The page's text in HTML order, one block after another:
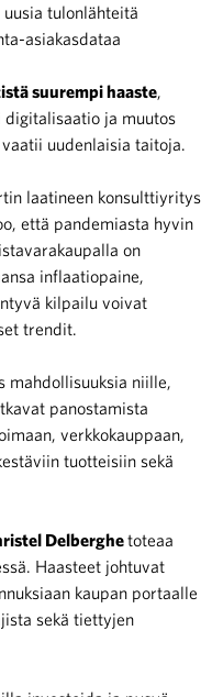
tulonlähteitä
asiakasdataa
suurempi haaste
ja muutos
uudenlaisia taitoja.
laatineen konsulttiyritys
että pandemiasta hyvin
on
inflaatiopaine,
kilpailu voivat
trendit.
mahdollisuuksia niille,
panostamista
verkkokauppaan,
tuotteisiin sekä
Delberghetoteaa
Haasteet johtuvat
kaupan portaalle
sekä tiettyjen